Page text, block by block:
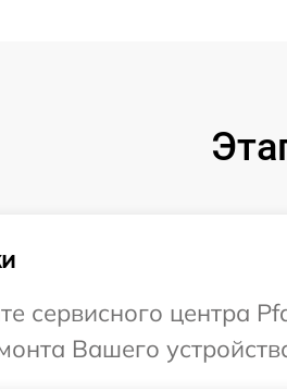
сервисного центра
Вашего